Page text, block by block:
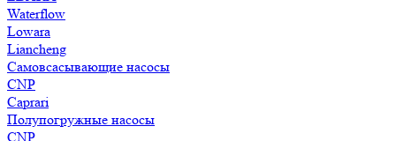
Waterflow
Lowara
Liancheng
Самовсасывающие насосы
CNP
Caprari
Полупогружные насосы
CNP